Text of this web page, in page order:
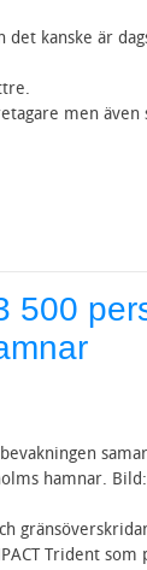
kanske är
men även
500
hamnar.
Trident